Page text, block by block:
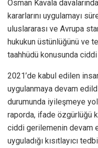
Osman Kavala
kararlarını uygulamayı
uluslararası ve Avrupa
hukukun üstünlüğünü ve
taahhüdü konusunda ciddi
2021’de kabul edilen
uygulanmaya devam
durumunda iyileşmeye yol
raporda, ifade özgürlüğü
ciddi gerilemenin devam
uyguladığı kısıtlayıcı